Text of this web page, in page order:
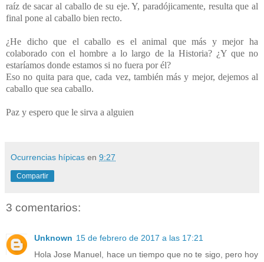
raíz de sacar al caballo de su eje. Y, paradójicamente, resulta que al
final pone al caballo bien recto.
¿He dicho que el caballo es el animal que más y mejor ha
colaborado con el hombre a lo largo de la Historia? ¿Y que no
estaríamos donde estamos si no fuera por él?
Eso no quita para que, cada vez, también más y mejor, dejemos al
caballo que sea caballo.
Paz y espero que le sirva a alguien
Ocurrencias hípicas en 9:27
Compartir
3 comentarios:
Unknown 15 de febrero de 2017 a las 17:21
Hola Jose Manuel, hace un tiempo que no te sigo, pero hoy